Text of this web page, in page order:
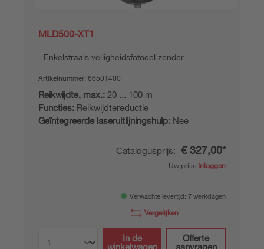
MLD500-XT1
Enkelstraals veiligheidsfotocel zender
Artikelnummer: 66501400
Reikwijdte, max.: 20 ... 100 m
Functies: Reikwijdtereductie
Geïntegreerde laseruitlijningshulp: Nee
Catalogusprijs: € 327,00*
Uw prijs: Inloggen
Verwachte levertijd: 7 werkdagen
Vergelijken
In de
winkelwagen
Offerte
aanvragen